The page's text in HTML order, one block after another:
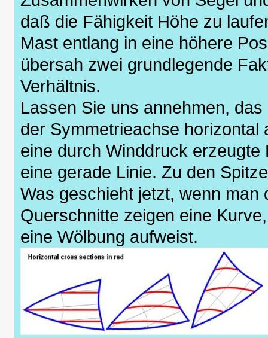
daß die Fähigkeit Höhe zu
Mast entlang in eine höhere
übersah zwei grundlegende
Verhältnis.
Lassen Sie uns annehmen,
der Symmetrieachse
eine durch Winddruck
eine gerade Linie. Zu den
Was geschieht jetzt, wenn
Querschnitte zeigen eine
eine Wölbung aufweist.